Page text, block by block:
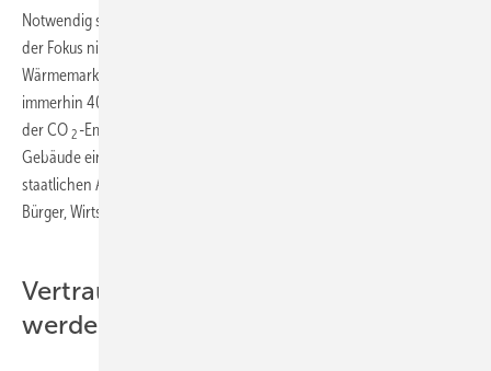
Notwendig sei jedoch, so Wallraff, dass in der öffentlichen Diskussion
der Fokus nicht nur auf den Strommarkt, sondern auch auf den
Wärmemarkt gelegt wird: „Heizung und Warmwasser machen
immerhin 40 % des Energieverbrauchs aus und produzieren ein Drittel
der CO 2 -Emissionen. Eine Ökoheizung lässt sich in nahezu jedes
Gebäude einbauen. So kann die Energiewende im Wärmemarkt mit
staatlichen Anreizen sehr schnell zu Ergebnissen kommen, von denen
Bürger, Wirtschaft und Umwelt profitieren.“
Vertrauen muss zurückgewonnen
werden